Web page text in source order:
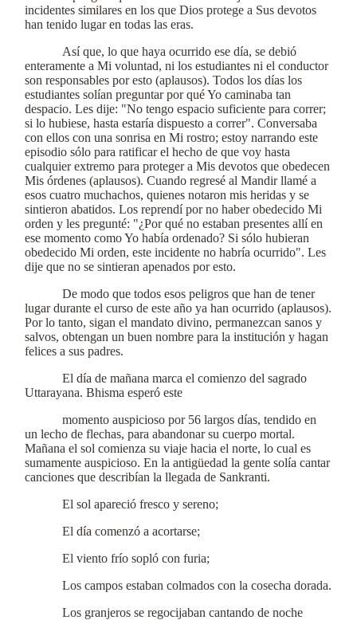
incidentes similares en los que Dios protege a Sus devotos
han tenido lugar en todas las eras.
Así que, lo que haya ocurrido ese día, se debió
enteramente a Mi voluntad, ni los estudiantes ni el conductor
son responsables por esto (aplausos). Todos los días los
estudiantes solían preguntar por qué Yo caminaba tan
despacio. Les dije: "No tengo espacio suficiente para correr;
si lo hubiese, hasta estaría dispuesto a correr". Conversaba
con ellos con una sonrisa en Mi rostro; estoy narrando este
episodio sólo para ratificar el hecho de que voy hasta
cualquier extremo para proteger a Mis devotos que obedecen
Mis órdenes (aplausos). Cuando regresé al Mandir llamé a
esos cuatro muchachos, quienes notaron mis heridas y se
sintieron abatidos. Los reprendí por no haber obedecido Mi
orden y les pregunté: "¿Por qué no estaban presentes allí en
ese momento como Yo había ordenado? Si sólo hubieran
obedecido Mi orden, este incidente no habría ocurrido". Les
dije que no se sintieran apenados por esto.
De modo que todos esos peligros que han de tener
lugar durante el curso de este año ya han ocurrido (aplausos).
Por lo tanto, sigan el mandato divino, permanezcan sanos y
salvos, obtengan un buen nombre para la institución y hagan
felices a sus padres.
El día de mañana marca el comienzo del sagrado
Uttarayana. Bhisma esperó este
momento auspicioso por 56 largos días, tendido en
un lecho de flechas, para abandonar su cuerpo mortal.
Mañana el sol comienza su viaje hacia el norte, lo cual es
sumamente auspicioso. En la antigüedad la gente solía cantar
canciones que describían la llegada de Sankranti.
El sol apareció fresco y sereno;
El día comenzó a acortarse;
El viento frío sopló con furia;
Los campos estaban colmados con la cosecha dorada.
Los granjeros se regocijaban cantando de noche